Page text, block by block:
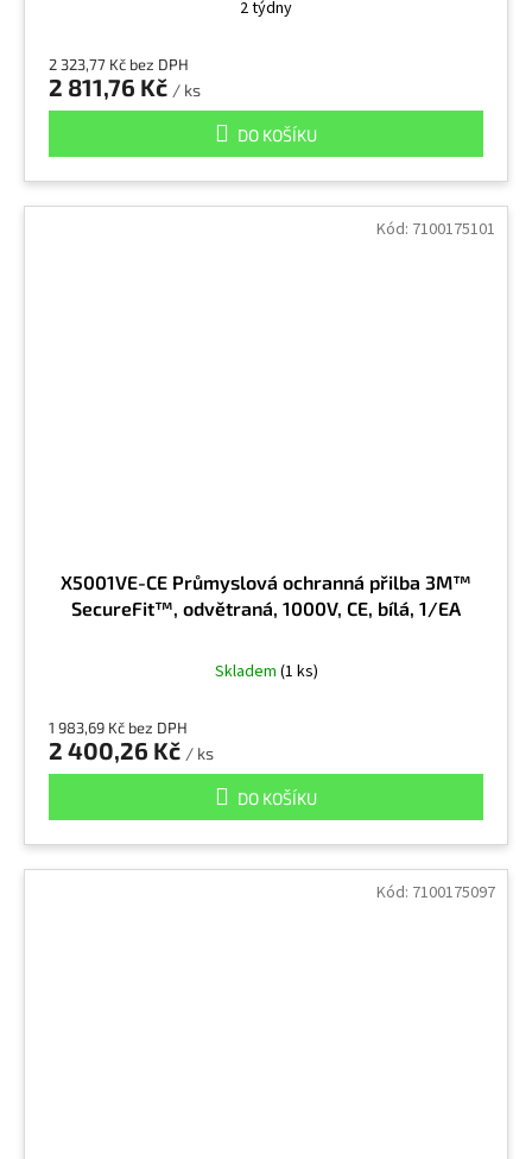
2 týdny
2 323,77 Kč bez DPH
2 811,76 Kč / ks
DO KOŠÍKU
X5001VE-CE Průmyslová ochranná přilba 3M™
SecureFit™, odvětraná, 1000V, CE, bílá, 1/EA
Skladem (1 ks)
1 983,69 Kč bez DPH
2 400,26 Kč / ks
DO KOŠÍKU
Kód: 7100175101
Kód: 7100175097